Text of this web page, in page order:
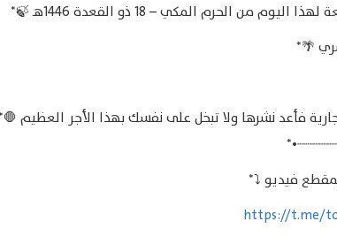
من الحرم المكي – 18 ذو القعدة 1446هـ 🍃*
🌴*
فأعد نشرها ولا تبخل على نفسك بهذا الأجر العظيم
فيديو ⤵️*
https://t.me/